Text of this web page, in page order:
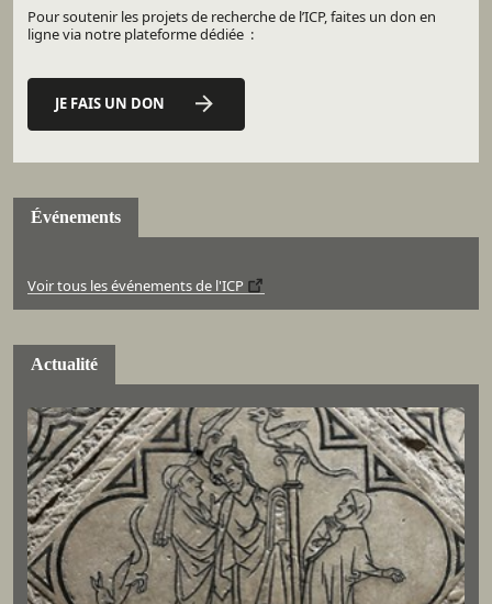
Pour soutenir les projets de recherche de l’ICP, faites un don en
ligne via notre plateforme dédiée :
JE FAIS UN DON
Événements
Voir tous les événements de l'ICP
Actualité